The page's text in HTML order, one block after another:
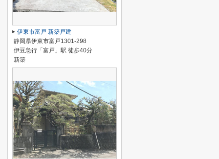
伊東市富戸 新築戸建
静岡県伊東市富戸1301-298
伊豆急行「富戸」駅 徒歩40分
新築